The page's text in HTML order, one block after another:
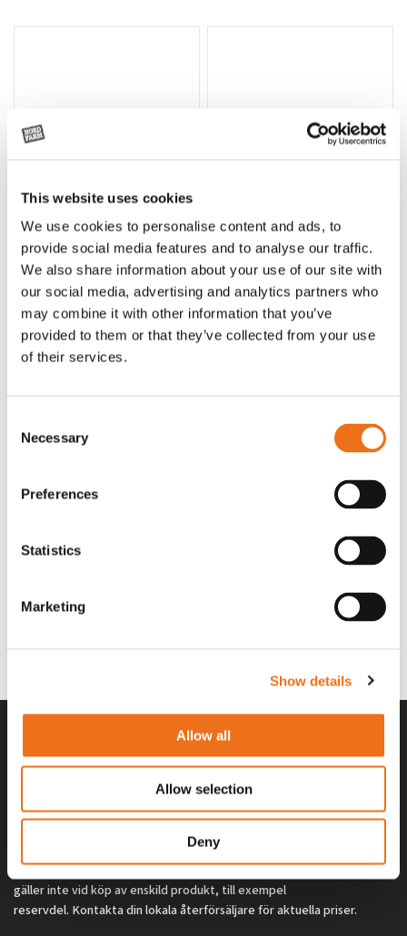
This website uses cookies
We use cookies to personalise content and ads, to
provide social media features and to analyse our traffic.
We also share information about your use of our site with
our social media, advertising and analytics partners who
may combine it with other information that you’ve
provided to them or that they’ve collected from your use
of their services.
Selection
Necessary
Preferences
Statistics
Marketing
Show details
Allow all
Allow selection
Deny
Lägg till i varukorg
Rotor, komplett med slagor
OR80013456G
35 730kr (ex. moms)
Grön truckknapp
A00220
530kr (ex. moms)
finger spakställ
Alla priser på tillbehör och tillval gäller vid köp av ny maskin. Priserna
gäller inte vid köp av enskild produkt, till exempel
reservdel. Kontakta din lokala återförsäljare för aktuella priser.